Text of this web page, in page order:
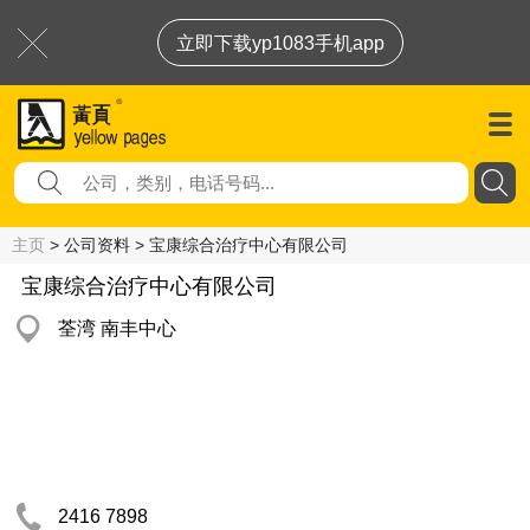
立即下载yp1083手机app
主页 > 公司资料 > 宝康综合治疗中心有限公司
宝康综合治疗中心有限公司
荃湾 南丰中心
2416 7898